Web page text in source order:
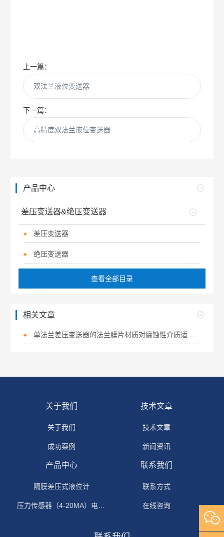
上一篇：
双法兰液位变送器
下一篇：
高精度双法兰液位变送器
产品中心
差压变送器&绝压变送器
差压变送器
绝压变送器
查看全部目录
相关文章
关于我们
关于我们
成功案例
技术文章
技术文章
新闻资讯
产品中心
隔膜差压式液位计
压力传感器（4-20MA）电流输出
联系我们
联系方式
在线咨询